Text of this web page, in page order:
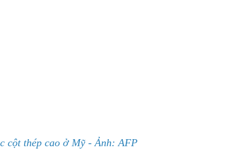
cột thép cao ở Mỹ - Ảnh: AFP